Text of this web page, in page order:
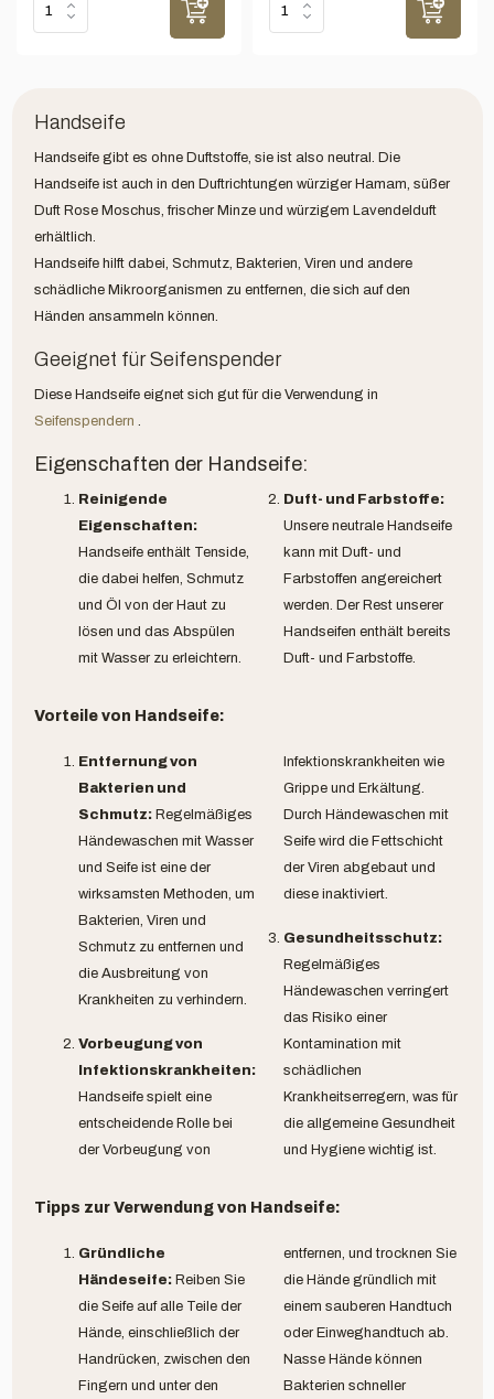
Handseife
Handseife gibt es ohne Duftstoffe, sie ist also neutral. Die
Handseife ist auch in den Duftrichtungen würziger Hamam, süßer
Duft Rose Moschus, frischer Minze und würzigem Lavendelduft
erhältlich.
Handseife hilft dabei, Schmutz, Bakterien, Viren und andere
schädliche Mikroorganismen zu entfernen, die sich auf den
Händen ansammeln können.
Geeignet für Seifenspender
Diese Handseife eignet sich gut für die Verwendung in
Seifenspendern
Eigenschaften der Handseife:
Reinigende
Eigenschaften:
Handseife enthält Tenside,
die dabei helfen, Schmutz
und Öl von der Haut zu
lösen und das Abspülen
mit Wasser zu erleichtern.
Duft- und Farbstoffe:
Unsere neutrale Handseife
kann mit Duft- und
Farbstoffen angereichert
werden. Der Rest unserer
Handseifen enthält bereits
Duft- und Farbstoffe.
Vorteile von Handseife:
Entfernung von
Bakterien und
Schmutz:Regelmäßiges
Händewaschen mit Wasser
und Seife ist eine der
wirksamsten Methoden, um
Bakterien, Viren und
Schmutz zu entfernen und
die Ausbreitung von
Krankheiten zu verhindern.
Vorbeugung von
Infektionskrankheiten:
Handseife spielt eine
entscheidende Rolle bei
der Vorbeugung von
Infektionskrankheiten wie
Grippe und Erkältung.
Durch Händewaschen mit
Seife wird die Fettschicht
der Viren abgebaut und
diese inaktiviert.
Gesundheitsschutz:
Regelmäßiges
Händewaschen verringert
das Risiko einer
Kontamination mit
schädlichen
Krankheitserregern, was für
die allgemeine Gesundheit
und Hygiene wichtig ist.
Tipps zur Verwendung von Handseife:
Gründliche
Händeseife:Reiben Sie
die Seife auf alle Teile der
Hände, einschließlich der
Handrücken, zwischen den
Fingern und unter den
entfernen, und trocknen Sie
die Hände gründlich mit
einem sauberen Handtuch
oder Einweghandtuch ab.
Nasse Hände können
Bakterien schneller